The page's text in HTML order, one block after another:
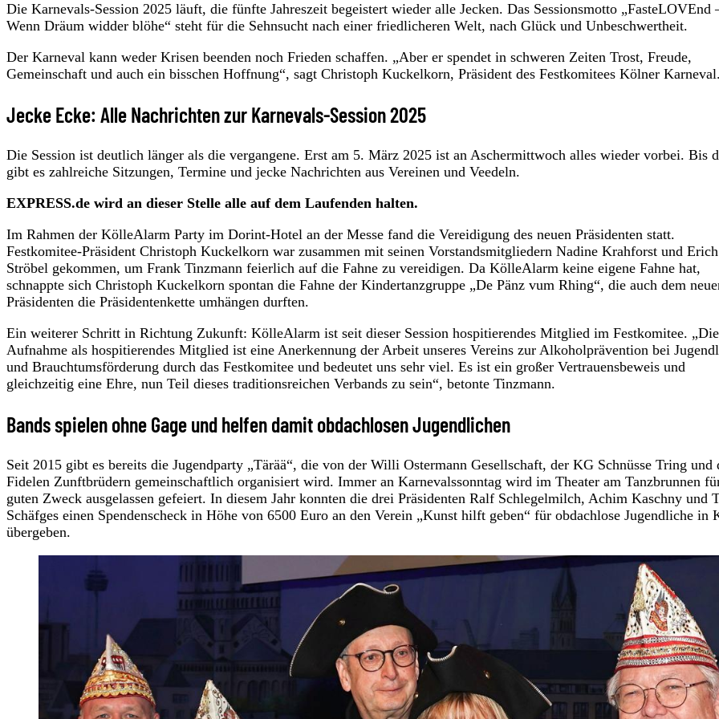
Die Karnevals-Session 2025 läuft, die fünfte Jahreszeit begeistert wieder alle Jecken. Das Sessionsmotto „FasteLOVEnd
Wenn Dräum widder blöhe“ steht für die Sehnsucht nach einer friedlicheren Welt, nach Glück und Unbeschwertheit.
Der Karneval kann weder Krisen beenden noch Frieden schaffen. „Aber er spendet in schweren Zeiten Trost, Freude,
Gemeinschaft und auch ein bisschen Hoffnung“, sagt Christoph Kuckelkorn, Präsident des Festkomitees Kölner Karneval.
Jecke Ecke: Alle Nachrichten zur Karnevals-Session 2025
Die Session ist deutlich länger als die vergangene. Erst am 5. März 2025 ist an Aschermittwoch alles wieder vorbei. Bis
gibt es zahlreiche Sitzungen, Termine und jecke Nachrichten aus Vereinen und Veedeln.
EXPRESS.de wird an dieser Stelle alle auf dem Laufenden halten.
Im Rahmen der KölleAlarm Party im Dorint-Hotel an der Messe fand die Vereidigung des neuen Präsidenten statt.
Festkomitee-Präsident Christoph Kuckelkorn war zusammen mit seinen Vorstandsmitgliedern Nadine Krahforst und Erich
Ströbel gekommen, um Frank Tinzmann feierlich auf die Fahne zu vereidigen. Da KölleAlarm keine eigene Fahne hat,
schnappte sich Christoph Kuckelkorn spontan die Fahne der Kindertanzgruppe „De Pänz vum Rhing“, die auch dem
Präsidenten die Präsidentenkette umhängen durften.
Ein weiterer Schritt in Richtung Zukunft: KölleAlarm ist seit dieser Session hospitierendes Mitglied im Festkomitee. „Die
Aufnahme als hospitierendes Mitglied ist eine Anerkennung der Arbeit unseres Vereins zur Alkoholprävention bei
und Brauchtumsförderung durch das Festkomitee und bedeutet uns sehr viel. Es ist ein großer Vertrauensbeweis und
gleichzeitig eine Ehre, nun Teil dieses traditionsreichen Verbands zu sein“, betonte Tinzmann.
Bands spielen ohne Gage und helfen damit obdachlosen Jugendlichen
Seit 2015 gibt es bereits die Jugendparty „Tärää“, die von der Willi Ostermann Gesellschaft, der KG Schnüsse Tring und
Fidelen Zunftbrüdern gemeinschaftlich organisiert wird. Immer an Karnevalssonntag wird im Theater am Tanzbrunnen
guten Zweck ausgelassen gefeiert. In diesem Jahr konnten die drei Präsidenten Ralf Schlegelmilch, Achim Kaschny und
Schäfges einen Spendenscheck in Höhe von 6500 Euro an den Verein „Kunst hilft geben“ für obdachlose Jugendliche in
übergeben.